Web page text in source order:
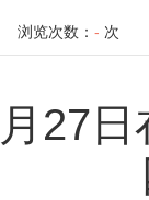
浏览次数： - 次
日